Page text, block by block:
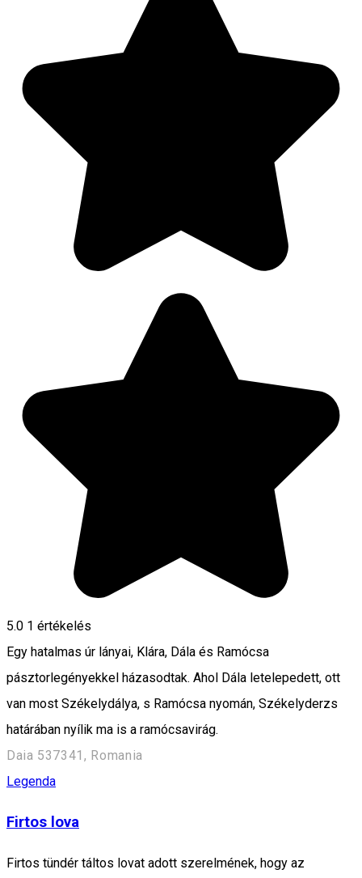
5.0 1 értékelés
Egy hatalmas úr lányai, Klára, Dála és Ramócsa
pásztorlegényekkel házasodtak. Ahol Dála letelepedett, ott
van most Székelydálya, s Ramócsa nyomán, Székelyderzs
határában nyílik ma is a ramócsavirág.
Daia 537341, Romania
Legenda
Firtos lova
Firtos tündér táltos lovat adott szerelmének, hogy az